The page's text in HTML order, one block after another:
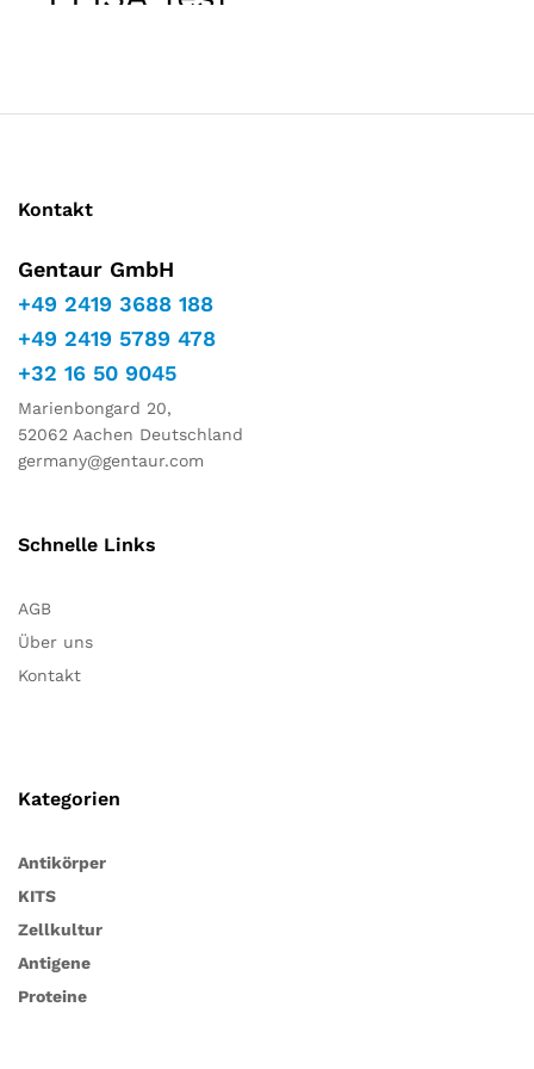
Kontakt
Gentaur GmbH
+49 2419 3688 188
+49 2419 5789 478
+32 16 50 9045
Marienbongard 20,
52062 Aachen Deutschland
germany@gentaur.com
Schnelle Links
AGB
Über uns
Kontakt
Kategorien
Antikörper
KITS
Zellkultur
Antigene
Proteine